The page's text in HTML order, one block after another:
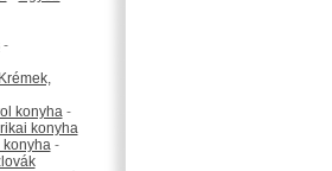
-
Krémek,
konyha-
konyha
konyha-